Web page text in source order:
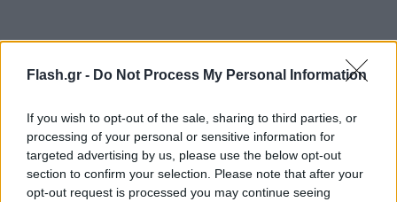
Flash.gr - Do Not Process My Personal Information
If you wish to opt-out of the sale, sharing to third parties, or
processing of your personal or sensitive information for
targeted advertising by us, please use the below opt-out
section to confirm your selection. Please note that after your
opt-out request is processed you may continue seeing